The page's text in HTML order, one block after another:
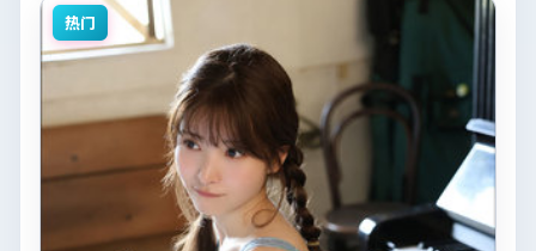
热门